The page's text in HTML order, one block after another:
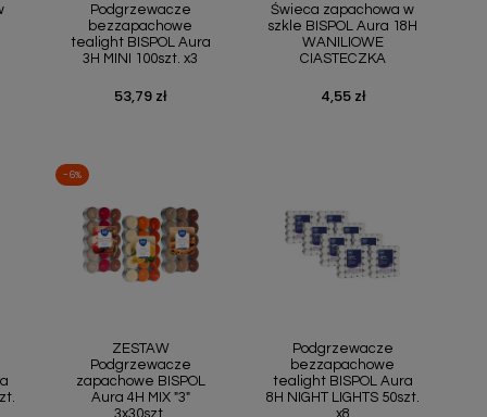
Podgrzewacze
bezzapachowe
tealight BISPOL Aura
3H MINI 100szt. x3
Cena
53,79 zł
Świeca zapachowa w
szkle BISPOL Aura 18H
WANILIOWE
CIASTECZKA
Cena
4,55 zł
ZESTAW
Podgrzewacze
zapachowe BISPOL
Aura 4H MIX "3"
3x30szt.
-6%
Podgrzewacze
bezzapachowe
tealight BISPOL Aura
8H NIGHT LIGHTS 50szt.
x8